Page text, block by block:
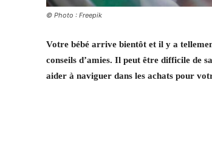
© Photo : Freepik
Votre bébé arrive bientôt et il y a
conseils d’amies. Il peut être difficile de
aider à naviguer dans les achats pour